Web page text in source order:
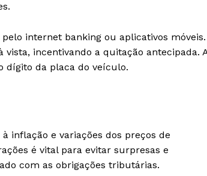
internet banking ou aplicativos móveis.
incentivando a quitação antecipada.
dígito da placa do veículo.
inflação e variações dos preços de
é vital para evitar surpresas e
com as obrigações tributárias.